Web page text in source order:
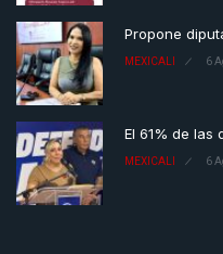
Propone
MEXICALI 6
El 61% de las
MEXICALI 6